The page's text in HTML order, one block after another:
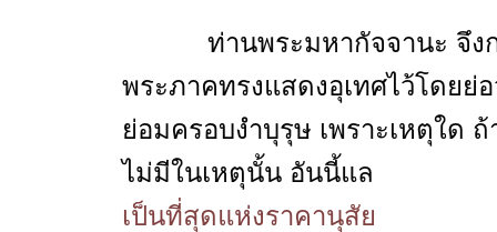
ท่านพระมหากัจจานะ จึงกล่
พระภาคทรงแสดงอุเทศไว้โดย
ย่อมครอบงำบุรุษ เพราะเหตุใด
ไม่มีในเหตุนั้น อันนี้แล
เป็นที่สุดแห่งราคานุสัย